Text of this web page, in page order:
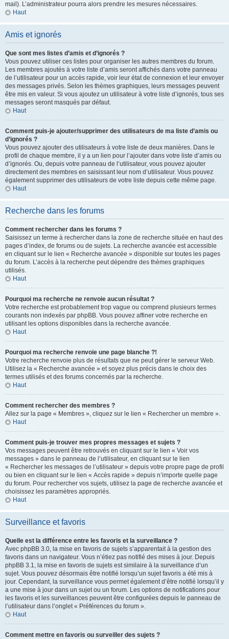
mail). L’administrateur pourra alors prendre les mesures nécessaires.
Haut
Amis et ignorés
Que sont mes listes d’amis et d’ignorés ?
Vous pouvez utiliser ces listes pour organiser les autres membres du forum.
Les membres ajoutés à votre liste d’amis seront affichés dans votre panneau
de l’utilisateur pour un accès rapide, voir leur état de connexion et leur envoyer
des messages privés. Selon les thèmes graphiques, leurs messages peuvent
être mis en valeur. Si vous ajoutez un utilisateur à votre liste d’ignorés, tous ses
messages seront masqués par défaut.
Haut
Comment puis-je ajouter/supprimer des utilisateurs de ma liste d’amis ou
d’ignorés ?
Vous pouvez ajouter des utilisateurs à votre liste de deux manières. Dans le
profil de chaque membre, il y a un lien pour l’ajouter dans votre liste d’amis ou
d’ignorés. Ou, depuis votre panneau de l’utilisateur, vous pouvez ajouter
directement des membres en saisissant leur nom d’utilisateur. Vous pouvez
également supprimer des utilisateurs de votre liste depuis cette même page.
Haut
Recherche dans les forums
Comment rechercher dans les forums ?
Saisissez un terme à rechercher dans la zone de recherche située en haut des
pages d’index, de forums ou de sujets. La recherche avancée est accessible
en cliquant sur le lien « Recherche avancée » disponible sur toutes les pages
du forum. L’accès à la recherche peut dépendre des thèmes graphiques
utilisés.
Haut
Pourquoi ma recherche ne renvoie aucun résultat ?
Votre recherche est probablement trop vague ou comprend plusieurs termes
courants non indexés par phpBB. Vous pouvez affiner votre recherche en
utilisant les options disponibles dans la recherche avancée.
Haut
Pourquoi ma recherche renvoie une page blanche ?!
Votre recherche renvoie plus de résultats que ne peut gérer le serveur Web.
Utilisez la « Recherche avancée » et soyez plus précis dans le choix des
termes utilisés et des forums concernés par la recherche.
Haut
Comment rechercher des membres ?
Allez sur la page « Membres », cliquez sur le lien « Rechercher un membre ».
Haut
Comment puis-je trouver mes propres messages et sujets ?
Vos messages peuvent être retrouvés en cliquant sur le lien « Voir vos
messages » dans le panneau de l’utilisateur, en cliquant sur le lien
« Rechercher les messages de l’utilisateur » depuis votre propre page de profil
ou bien en cliquant sur le lien « Accès rapide » depuis n’importe quelle page
du forum. Pour rechercher vos sujets, utilisez la page de recherche avancée et
choisissez les paramètres appropriés.
Haut
Surveillance et favoris
Quelle est la différence entre les favoris et la surveillance ?
Avec phpBB 3.0, la mise en favoris de sujets s’apparentait à la gestion des
favoris dans un navigateur. Vous n’étiez pas notifié des mises à jour. Depuis
phpBB 3.1, la mise en favoris de sujets est similaire à la surveillance d’un
sujet. Vous pouvez désormais être notifié lorsqu’un sujet favoris a été mis à
jour. Cependant, la surveillance vous permet également d’être notifié lorsqu’il y
a une mise à jour dans un sujet ou un forum. Les options de notifications pour
les favoris et les surveillances peuvent être configurées depuis le panneau de
l’utilisateur dans l’onglet « Préférences du forum ».
Haut
Comment mettre en favoris ou surveiller des sujets ?